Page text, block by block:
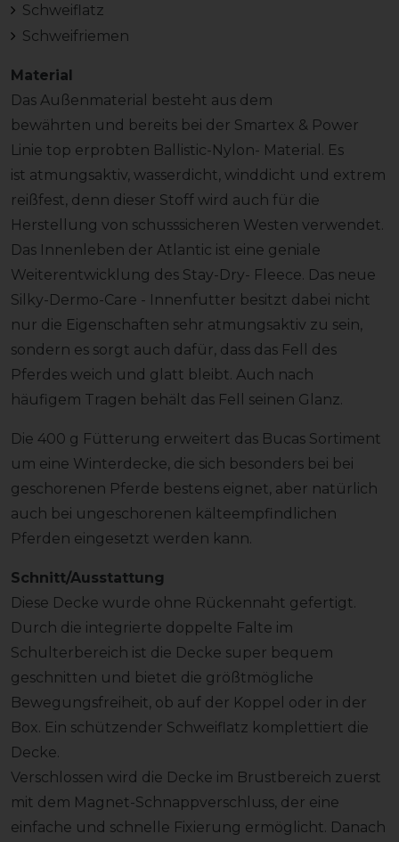
Schweiflatz
Schweifriemen
Material
Das Außenmaterial besteht aus dem
bewährten und bereits bei der Smartex & Power
Linie top erprobten Ballistic-Nylon- Material. Es
ist atmungsaktiv, wasserdicht, winddicht und extrem
reißfest, denn dieser Stoff wird auch für die
Herstellung von schusssicheren Westen verwendet.
Das Innenleben der Atlantic ist eine geniale
Weiterentwicklung des Stay-Dry- Fleece. Das neue
Silky-Dermo-Care - Innenfutter besitzt dabei nicht
nur die Eigenschaften sehr atmungsaktiv zu sein,
sondern es sorgt auch dafür, dass das Fell des
Pferdes weich und glatt bleibt. Auch nach
häufigem Tragen behält das Fell seinen Glanz.
Die 400 g Fütterung erweitert das Bucas Sortiment
um eine Winterdecke, die sich besonders bei bei
geschorenen Pferde bestens eignet, aber natürlich
auch bei ungeschorenen kälteempfindlichen
Pferden eingesetzt werden kann.
Schnitt/Ausstattung
Diese Decke wurde ohne Rückennaht gefertigt.
Durch die integrierte doppelte Falte im
Schulterbereich ist die Decke super bequem
geschnitten und bietet die größtmögliche
Bewegungsfreiheit, ob auf der Koppel oder in der
Box. Ein schützender Schweiflatz komplettiert die
Decke.
Verschlossen wird die Decke im Brustbereich zuerst
mit dem Magnet-Schnappverschluss, der eine
einfache und schnelle Fixierung ermöglicht. Danach